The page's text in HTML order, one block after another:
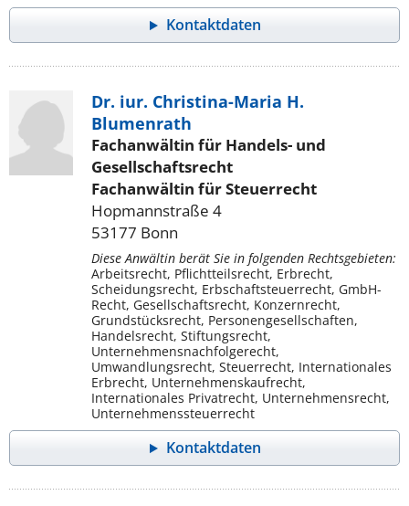
Kontaktdaten
Dr. iur. Christina-Maria H.
Blumenrath
Fachanwältin für Handels- und
Gesellschaftsrecht
Fachanwältin für Steuerrecht
Hopmannstraße 4
53177 Bonn
Diese Anwältin berät Sie in folgenden Rechtsgebieten:
Arbeitsrecht, Pflichtteilsrecht, Erbrecht,
Scheidungsrecht, Erbschaftsteuerrecht, GmbH-
Recht, Gesellschaftsrecht, Konzernrecht,
Grundstücksrecht, Personengesellschaften,
Handelsrecht, Stiftungsrecht,
Unternehmensnachfolgerecht,
Umwandlungsrecht, Steuerrecht, Internationales
Erbrecht, Unternehmenskaufrecht,
Internationales Privatrecht, Unternehmensrecht,
Unternehmenssteuerrecht
Kontaktdaten